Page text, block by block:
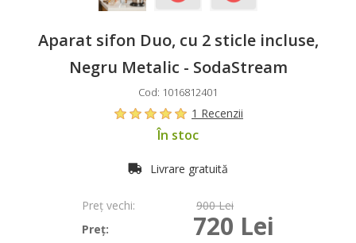
Aparat sifon Duo, cu 2 sticle incluse,
Negru Metalic - SodaStream
Cod: 1016812401
1 Recenzii
În stoc
Livrare gratuită
Preţ vechi:
900 Lei
Preţ:
720 Lei